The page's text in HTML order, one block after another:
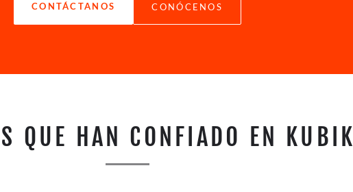
CONTÁCTANOS CONÓCENOS
QUE HAN CONFIADO EN KUBIK